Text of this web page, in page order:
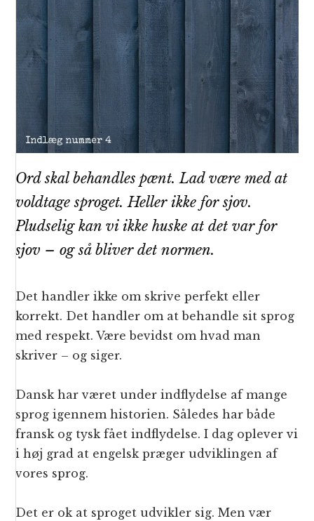
Ord skal behandles pænt. Lad være med at
voldtage sproget. Heller ikke for sjov.
Pludselig kan vi ikke huske at det var for
sjov – og så bliver det normen.
Det handler ikke om skrive perfekt eller
korrekt. Det handler om at behandle sit sprog
med respekt. Være bevidst om hvad man
skriver – og siger.
Dansk har været under indflydelse af mange
sprog igennem historien. Således har både
fransk og tysk fået indflydelse. I dag oplever vi
i høj grad at engelsk præger udviklingen af
vores sprog.
Det er ok at sproget udvikler sig. Men vær